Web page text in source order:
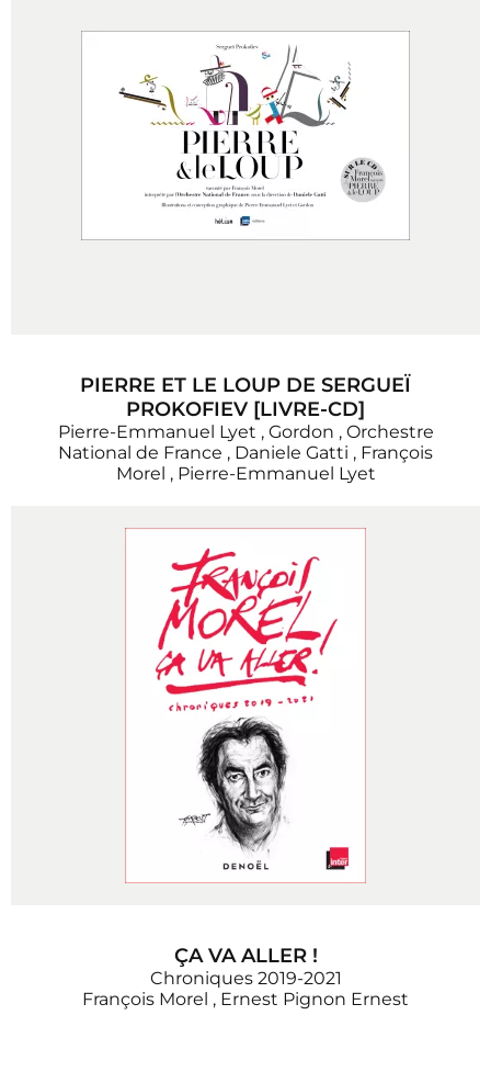
PIERRE ET LE LOUP DE SERGUEÏ
PROKOFIEV [LIVRE-CD]
Pierre-Emmanuel Lyet , Gordon , Orchestre
National de France , Daniele Gatti , François
Morel , Pierre-Emmanuel Lyet
ÇA VA ALLER !
Chroniques 2019-2021
François Morel , Ernest Pignon Ernest